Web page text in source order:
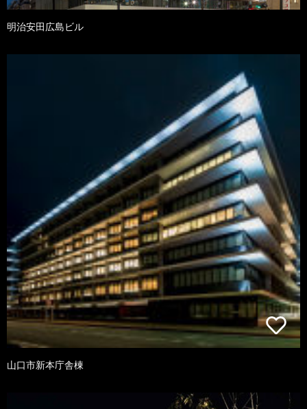
明治安田広島ビル
山口市新本庁舎棟